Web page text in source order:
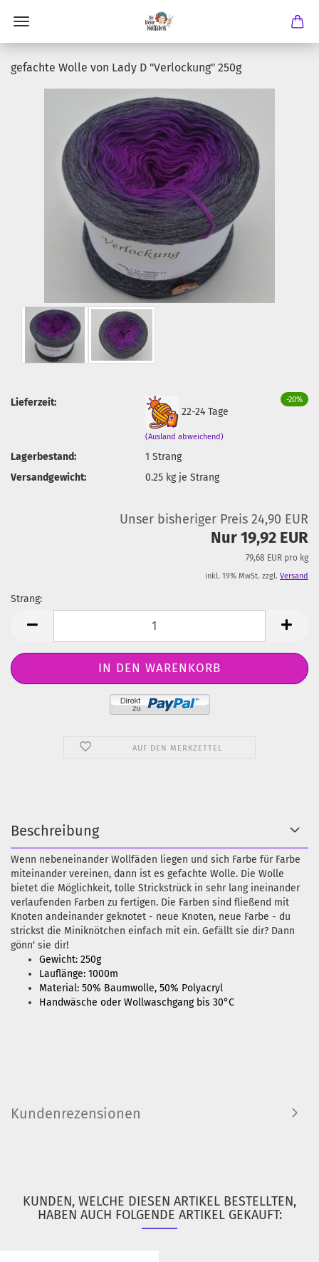
gefachte Wolle von Lady D "Verlockung" 250g
-20%
Lieferzeit:
22-24 Tage
(Ausland abweichend)
Lagerbestand: 1Strang
Versandgewicht:
0.25 kg je Strang
Unser bisheriger Preis 24,90 EUR
Nur 19,92 EUR
79,68 EUR pro kg
inkl. 19% MwSt. zzgl. Versand
Strang:
AUF DEN MERKZETTEL
Beschreibung
Wenn nebeneinander Wollfäden liegen und sich Farbe für Farbe
miteinander vereinen, dann ist es gefachte Wolle. Die Wolle
bietet die Möglichkeit, tolle Strickstrück in sehr lang ineinander
verlaufenden Farben zu fertigen. Die Farben sind fließend mit
Knoten andeinander geknotet - neue Knoten, neue Farbe - du
strickst die Miniknötchen einfach mit ein. Gefällt sie dir? Dann
gönn' sie dir!
Gewicht: 250g
Lauflänge: 1000m
Material: 50% Baumwolle, 50% Polyacryl
Handwäsche oder Wollwaschgang bis 30°C
Kundenrezensionen
KUNDEN, WELCHE DIESEN ARTIKEL BESTELLTEN,
HABEN AUCH FOLGENDE ARTIKEL GEKAUFT: